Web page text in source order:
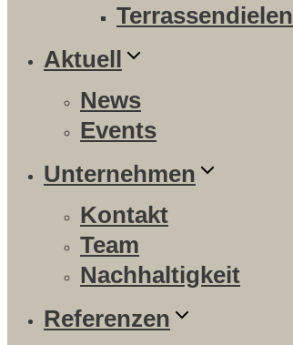
Terrassendielen
Aktuell
News
Events
Unternehmen
Kontakt
Team
Nachhaltigkeit
Referenzen